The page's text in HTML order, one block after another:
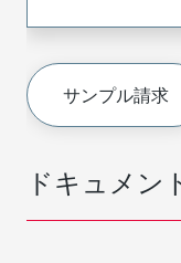
ドキュメン
サンプル請求